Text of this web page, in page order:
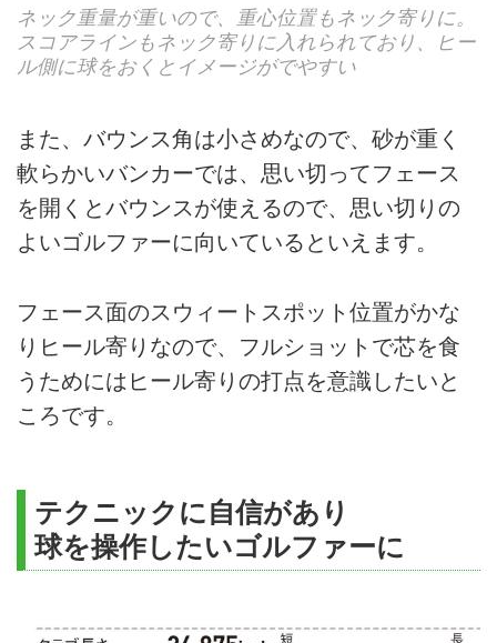
ネック重量が重いので、重心位置もネック寄りに。
スコアラインもネック寄りに入れられており、ヒー
ル側に球をおくとイメージがでやすい
また、バウンス角は小さめなので、砂が重く
軟らかいバンカーでは、思い切ってフェース
を開くとバウンスが使えるので、思い切りの
よいゴルファーに向いているといえます。
フェース面のスウィートスポット位置がかな
りヒール寄りなので、フルショットで芯を食
うためにはヒール寄りの打点を意識したいと
ころです。
テクニックに自信があり
球を操作したいゴルファーに